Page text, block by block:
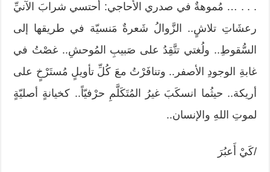
. . . … مُموهةٌ في صدري الأحاجي: أحتسي شرابَ الآنيِّ
رعشَاتِ تلاشٍ.. الزَّوالُ شَعرةٌ مَنسيّة في طريقها إلى
السُّقوطِ.. ولُغتي تتَّقِدُ على صَبيبِ المُوحشِ.. غصْتُ في
غابةِ الوجودِ الأصفر.. وتنافَرْتُ معَ كُلِّ تأويلٍ مُستَرْخٍ على
أريكة.. حيثُما انسكَبَ غيرُ المُتَكَلَّمِ حرْفيّاً.. كخيانةٍ أصليّةٍ
لموتِ اللهِ والإنسان..
/كَيْ أَعبُرَ